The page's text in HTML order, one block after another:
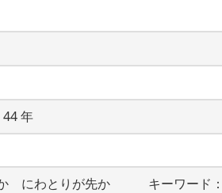
44 年
にわとりが先か　　　キーワード